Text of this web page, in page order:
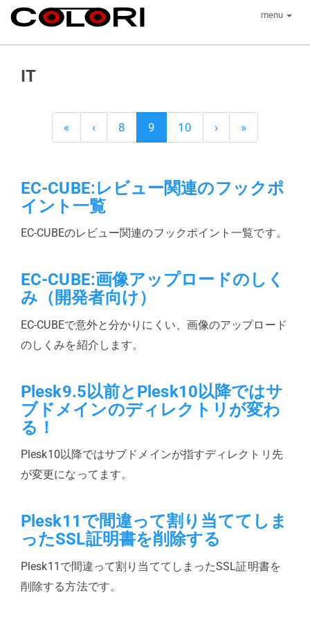
menu
IT
« ‹ 8 9 10 › »
EC-CUBE:レビュー関連のフックポ
イント一覧
EC-CUBEのレビュー関連のフックポイント一覧です。
EC-CUBE:画像アップロードのしく
み（開発者向け）
EC-CUBEで意外と分かりにくい、画像のアップロード
のしくみを紹介します。
Plesk9.5以前とPlesk10以降ではサ
ブドメインのディレクトリが変わ
る！
Plesk10以降ではサブドメインが指すディレクトリ先
が変更になってます。
Plesk11で間違って割り当ててしま
ったSSL証明書を削除する
Plesk11で間違って割り当ててしまったSSL証明書を
削除する方法です。